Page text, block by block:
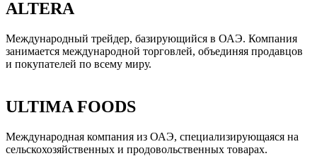
ALTERA
Международный трейдер, базирующийся в ОАЭ. Компания
занимается международной торговлей, объединяя продавцов
и покупателей по всему миру.
ULTIMA FOODS
Международная компания из ОАЭ, специализирующаяся на
сельскохозяйственных и продовольственных товарах.